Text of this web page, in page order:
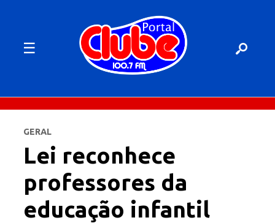
☰
GERAL
Lei reconhece
professores da
educação infantil